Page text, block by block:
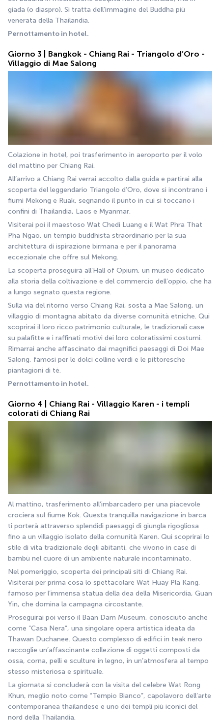
giada (o diaspro). Si tratta dell’immagine del Buddha più
venerata della Thailandia.
Pernottamento in hotel.
Giorno 3 | Bangkok - Chiang Rai - Triangolo d’Oro -
Villaggio di Mae Salong
Colazione in hotel, poi trasferimento in aeroporto per il volo
del mattino per Chiang Rai.
All’arrivo a Chiang Rai verrai accolto dalla guida e partirai alla
scoperta del leggendario Triangolo d’Oro, dove si incontrano i
fiumi Mekong e Ruak, segnando il punto in cui si toccano i
confini di Thailandia, Laos e Myanmar.
Visiterai poi il maestoso Wat Chedi Luang e il Wat Phra That
Pha Ngao, un tempio buddhista straordinario per la sua
architettura di ispirazione birmana e per il panorama
eccezionale che offre sul Mekong.
La scoperta proseguirà all’Hall of Opium, un museo dedicato
alla storia della coltivazione e del commercio dell’oppio, che ha
a lungo segnato questa regione.
Sulla via del ritorno verso Chiang Rai, sosta a Mae Salong, un
villaggio di montagna abitato da diverse comunità etniche. Qui
scoprirai il loro ricco patrimonio culturale, le tradizionali case
su palafitte e i raffinati motivi dei loro coloratissimi costumi.
Rimarrai anche affascinato dai magnifici paesaggi di Doi Mae
Salong, famosi per le dolci colline verdi e le pittoresche
piantagioni di tè.
Pernottamento in hotel.
Giorno 4 | Chiang Rai - Villaggio Karen - i templi
colorati di Chiang Rai
Al mattino, trasferimento all’imbarcadero per una piacevole
crociera sul fiume Kok. Questa tranquilla navigazione in barca
ti porterà attraverso splendidi paesaggi di giungla rigogliosa
fino a un villaggio isolato della comunità Karen. Qui scoprirai lo
stile di vita tradizionale degli abitanti, che vivono in case di
bambù nel cuore di un ambiente naturale incontaminato.
Nel pomeriggio, scoperta dei principali siti di Chiang Rai.
Visiterai per prima cosa lo spettacolare Wat Huay Pla Kang,
famoso per l’immensa statua della dea della Misericordia, Guan
Yin, che domina la campagna circostante.
Proseguirai poi verso il Baan Dam Museum, conosciuto anche
come “Casa Nera”, una singolare opera artistica ideata da
Thawan Duchanee. Questo complesso di edifici in teak nero
raccoglie un’affascinante collezione di oggetti composti da
ossa, corna, pelli e sculture in legno, in un’atmosfera al tempo
stesso misteriosa e spirituale.
La giornata si concluderà con la visita del celebre Wat Rong
Khun, meglio noto come “Tempio Bianco”, capolavoro dell’arte
contemporanea thailandese e uno dei templi più iconici del
nord della Thailandia.